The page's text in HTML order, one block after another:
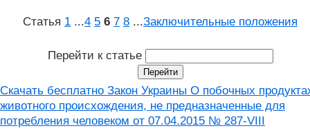
Статья 1 ...4 5 6 7 8 ...Заключительные положения
Перейти к статье
Скачать бесплатно Закон Украины О побочных
животного происхождения, не предназначенные для
потребления человеком от 07.04.2015 № 287-VIII